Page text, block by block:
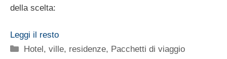
della scelta:
Leggi il resto
Categorie
Hotel, ville, residenze, Pacchetti di viaggio